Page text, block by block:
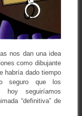
nos dan una idea
como dibujante
habría dado tiempo
seguro que los
seguiríamos
“definitiva” de